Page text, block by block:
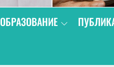
ОБРАЗОВАНИЕ